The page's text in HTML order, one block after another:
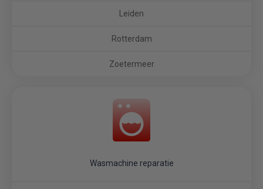
Leiden
Rotterdam
Zoetermeer
Wasmachine reparatie